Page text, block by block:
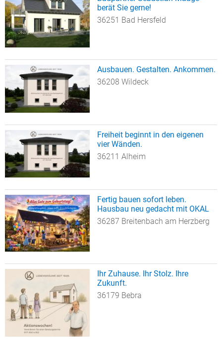
berät Sie gerne!
36251 Bad Hersfeld
Ausbauen. Gestalten. Ankommen.
36208 Wildeck
Freiheit beginnt in den eigenen
vier Wänden.
36211 Alheim
Fertig bauen sofort leben.
Hausbau neu gedacht mit OKAL
36287 Breitenbach am Herzberg
Ihr Zuhause. Ihr Stolz. Ihre
Zukunft.
36179 Bebra